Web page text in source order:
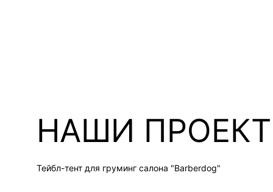
НАШИ
Тейбл-тент для груминг салона "Barberdog"